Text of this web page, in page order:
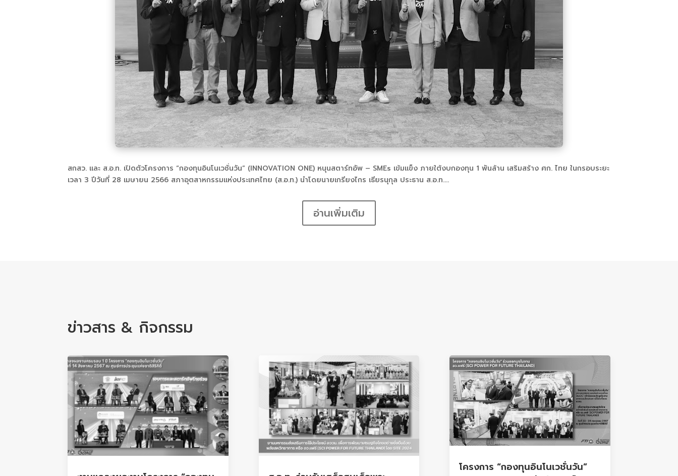
สกสว. และ ส.อ.ท. เปิดตัวโครงการ “กองทุนอินโนเวชั่นวัน” (INNOVATION ONE) หนุนสตาร์ทอัพ – SMEs เข้มแข็ง ภายใต้งบกองทุน 1 พันล้าน เสริมสร้าง ศก. ไทย ในกรอบระยะ
เวลา 3 ปีวันที่ 28 เมษายน 2566 สภาอุตสาหกรรมแห่งประเทศไทย (ส.อ.ท.) นำโดยนายเกรียงไกร เธียรนุกุล ประธาน ส.อ.ท….
อ่านเพิ่มเติม
ข่าวสาร & กิจกรรม
โครงการ “กองทุนอินโนเวชั่นวัน”